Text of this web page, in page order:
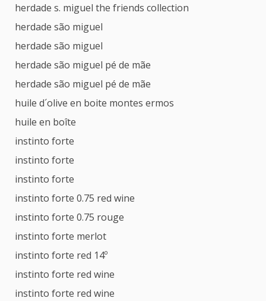
herdade s. miguel the friends collection
herdade são miguel
herdade são miguel
herdade são miguel pé de mãe
herdade são miguel pé de mãe
huile d´olive en boite montes ermos
huile en boîte
instinto forte
instinto forte
instinto forte
instinto forte 0.75 red wine
instinto forte 0.75 rouge
instinto forte merlot
instinto forte red 14º
instinto forte red wine
instinto forte red wine